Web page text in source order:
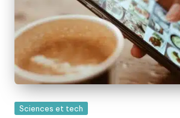
Posted
Sciences et tech